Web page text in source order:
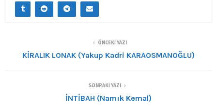
ÖNCEKI YAZI
KİRALIK LONAK (Yakup Kadri KARAOSMANOĞLU)
SONRAKI YAZI
İNTİBAH (Namık Kemal)